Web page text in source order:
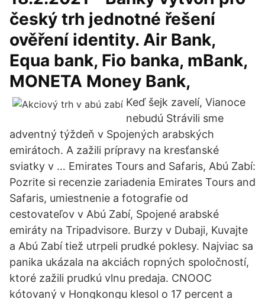
český trh jednotné řešení
ověření identity. Air Bank,
Equa bank, Fio banka, mBank,
MONETA Money Bank,
Keď šejk zavelí, Vianoce
nebudú Strávili sme
adventný týždeň v Spojených arabských
emirátoch. A zažili prípravy na kresťanské
sviatky v … Emirates Tours and Safaris, Abú Zabí:
Pozrite si recenzie zariadenia Emirates Tours and
Safaris, umiestnenie a fotografie od
cestovateľov v Abú Zabí, Spojené arabské
emiráty na Tripadvisore. Burzy v Dubaji, Kuvajte
a Abú Zabí tiež utrpeli prudké poklesy. Najviac sa
panika ukázala na akciách ropných spoločností,
ktoré zažili prudkú vlnu predaja. CNOOC
kótovaný v Hongkongu klesol o 17 percent a